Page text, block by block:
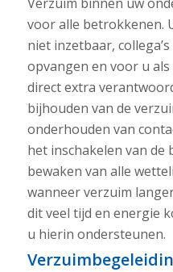
voor alle betrokkenen.
niet inzetbaar,
opvangen en voor u
direct extra
bijhouden van de
onderhouden van
het inschakelen van
bewaken van alle
wanneer verzuim
dit veel tijd en energie
u hierin ondersteunen.